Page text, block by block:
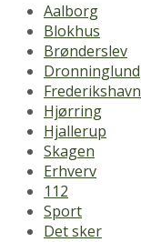
Aalborg
Blokhus
Brønderslev
Dronninglund
Frederikshavn
Hjørring
Hjallerup
Skagen
Erhverv
112
Sport
Det sker